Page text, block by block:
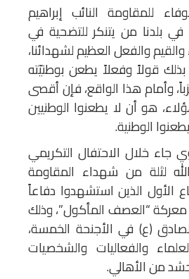
للمقاومة النائب إبراهيم
بلدنا من يتنكر للتضحية في
والفعل العظيم لشهدائنا،
قولاً وفعلاً يطعن بوطنيّته
وأمام هذا الواقع، فإن أقصى
هو أن لا يطعنوا الوطنيين
الوطنية.
جاء خلال الاحتفال التكريمي
لثلة من شهداء المقاومة
الأول الذين استشهدوا دفاعاً
“العصف المأكول”، وذلك
(ع) في الأجنحة الخمسة،
والفعاليات والشخصيات
من الأهالي.